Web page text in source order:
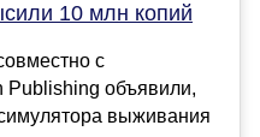
10 млн копий
с
Publishing объявили,
выживания